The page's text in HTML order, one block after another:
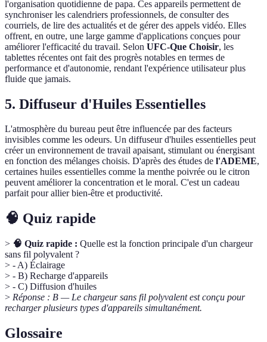
l'organisation quotidienne de papa. Ces appareils permettent de
synchroniser les calendriers professionnels, de consulter des
courriels, de lire des actualités et de gérer des appels vidéo. Elles
offrent, en outre, une large gamme d'applications conçues pour
améliorer l'efficacité du travail. Selon UFC-Que Choisir, les
tablettes récentes ont fait des progrès notables en termes de
performance et d'autonomie, rendant l'expérience utilisateur plus
fluide que jamais.
5. Diffuseur d'Huiles Essentielles
L'atmosphère du bureau peut être influencée par des facteurs
invisibles comme les odeurs. Un diffuseur d'huiles essentielles peut
créer un environnement de travail apaisant, stimulant ou énergisant
en fonction des mélanges choisis. D'après des études de l'ADEME,
certaines huiles essentielles comme la menthe poivrée ou le citron
peuvent améliorer la concentration et le moral. C'est un cadeau
parfait pour allier bien-être et productivité.
🧠 Quiz rapide
> 🧠 Quiz rapide : Quelle est la fonction principale d'un chargeur
sans fil polyvalent ?
> - A) Éclairage
> - B) Recharge d'appareils
> - C) Diffusion d'huiles
> Réponse : B — Le chargeur sans fil polyvalent est conçu pour
recharger plusieurs types d'appareils simultanément.
Glossaire